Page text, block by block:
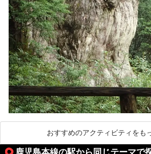
おすすめのアクティビティをも
鹿児島本線の駅から同じテーマで